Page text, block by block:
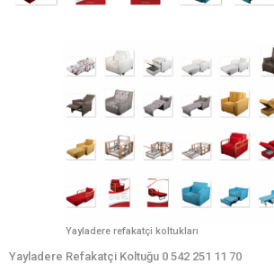
Yayladere refakatçi koltukları
Yayladere Refakatçi Koltuğu 0 542 251 11 70